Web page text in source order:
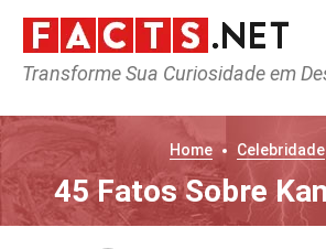
Transforme Sua Curiosidade em
Home Celebridade
45 Fatos Sobre